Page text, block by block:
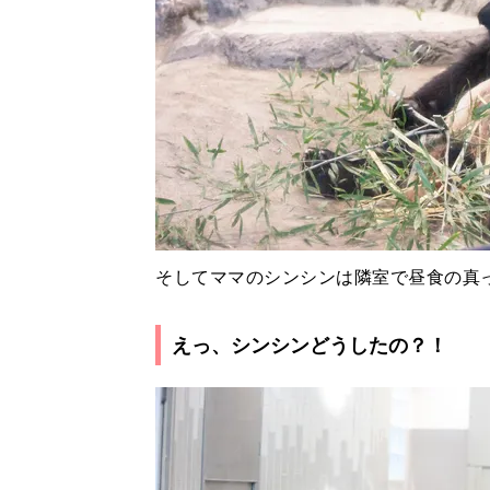
そしてママのシンシンは隣室で昼食の真
えっ、シンシンどうしたの？！